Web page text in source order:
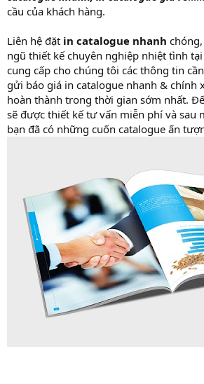
cầu của khách hàng.
Liên hệ đặt in catalogue nhanh
ngũ thiết kế chuyên nghiệp nhiệt tình
cung cấp cho chúng tôi các thông tin
gửi báo giá in catalogue nhanh & chính
hoàn thành trong thời gian sớm nhất.
sẽ được thiết kế tư vấn miễn phí và sau
bạn đã có những cuốn catalogue ấn